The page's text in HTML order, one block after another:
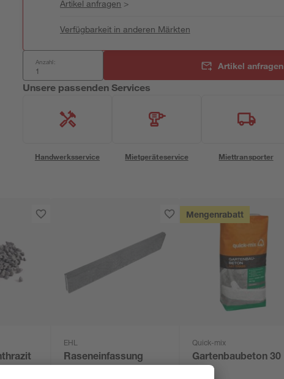
Artikel anfragen >
Verfügbarkeit in anderen Märkten
Anzahl: Artikel anfragen
Unsere passenden Services
Handwerksservice Mietgeräteservice Miettransporter
EHL
Raseneinfassung
Mengenrabatt
Quick-mix
Gartenbaubeton 30